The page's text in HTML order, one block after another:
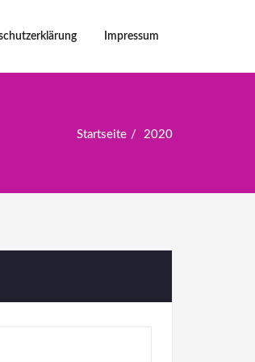
Impressum
Startseite 2020